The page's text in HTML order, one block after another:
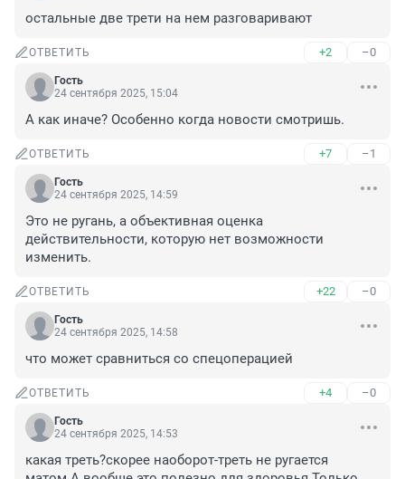
остальные две трети на нем разговаривают
ОТВЕТИТЬ +2 –0
Гость
24 сентября 2025, 15:04
А как иначе? Особенно когда новости смотришь.
ОТВЕТИТЬ +7 –1
Гость
24 сентября 2025, 14:59
Это не ругань, а объективная оценка
действительности, которую нет возможности
изменить.
ОТВЕТИТЬ +22 –0
Гость
24 сентября 2025, 14:58
что может сравниться со спецоперацией
ОТВЕТИТЬ +4 –0
Гость
24 сентября 2025, 14:53
какая треть?скорее наоборот-треть не ругается